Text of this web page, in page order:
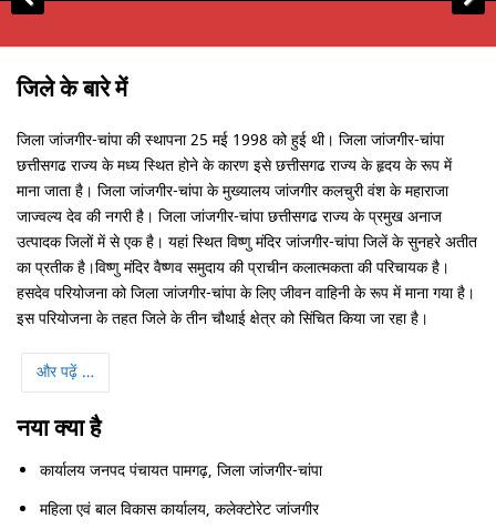
जिले के बारे में
जिला जांजगीर-चांपा की स्थापना 25 मई 1998 को हुई थी। जिला जांजगीर-चांपा
छत्तीसगढ राज्य के मध्य स्थित होने के कारण इसे छत्तीसगढ राज्य के हृदय के रूप में
माना जाता है। जिला जांजगीर-चांपा के मुख्यालय जांजगीर कलचुरी वंश के महाराजा
जाज्वल्य देव की नगरी है। जिला जांजगीर-चांपा छत्तीसगढ राज्य के प्रमुख अनाज
उत्पादक जिलों में से एक है। यहां स्थित विष्णु मंदिर जांजगीर-चांपा जिलें के सुनहरे अतीत
का प्रतीक है।विष्णु मंदिर वैष्णव समुदाय की प्राचीन कलात्मकता की परिचायक है।
हसदेव परियोजना को जिला जांजगीर-चांपा के लिए जीवन वाहिनी के रूप में माना गया है।
इस परियोजना के तहत जिले के तीन चौथाई क्षेत्र को सिंचित किया जा रहा है।
और पढ़ें …
नया क्या है
कार्यालय जनपद पंचायत पामगढ़, जिला जांजगीर-चांपा
महिला एवं बाल विकास कार्यालय, कलेक्टोरेट जांजगीर